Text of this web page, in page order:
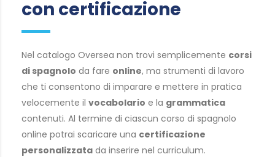
con certificazione
Nel catalogo Oversea non trovi semplicemente corsi
di spagnolo da fare online, ma strumenti di lavoro
che ti consentono di imparare e mettere in pratica
velocemente il vocabolario e la grammatica
contenuti. Al termine di ciascun corso di spagnolo
online potrai scaricare una certificazione
personalizzata da inserire nel curriculum.